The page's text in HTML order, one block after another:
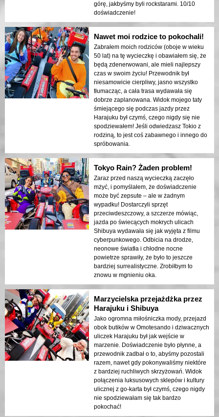
górę, jakbyśmy byli rockstarami. 10/10
doświadczenie!
Nawet moi rodzice to pokochali!
Zabrałem moich rodziców (oboje w wieku
50 lat) na tę wycieczkę i obawiałem się, że
będą zdenerwowani, ale mieli najlepszy
czas w swoim życiu! Przewodnik był
niesamowicie cierpliwy, jasno wszystko
tłumacząc, a cała trasa wydawała się
dobrze zaplanowana. Widok mojego taty
śmiejącego się podczas jazdy przez
Harajuku był czymś, czego nigdy się nie
spodziewałem! Jeśli odwiedzasz Tokio z
rodziną, to jest coś zabawnego i innego do
spróbowania.
Tokyo Rain? Żaden problem!
Zaraz przed naszą wycieczką zaczęło
mżyć, i pomyślałem, że doświadczenie
może być zepsute – ale w żadnym
wypadku! Dostarczyli sprzęt
przeciwdeszczowy, a szczerze mówiąc,
jazda po świecących mokrych ulicach
Shibuya wydawała się jak wyjęta z filmu
cyberpunkowego. Odbicia na drodze,
neonowe światła i chłodne nocne
powietrze sprawiły, że było to jeszcze
bardziej surrealistyczne. Zrobiłbym to
znowu w mgnieniu oka.
Marzycielska przejażdżka przez
Harajuku i Shibuya
Jako ogromna miłośniczka mody, przejazd
obok butików w Omotesando i dziwacznych
uliczek Harajuku był jak wejście w
marzenie. Doświadczenie było płynne, a
przewodnik zadbał o to, abyśmy pozostali
razem, nawet gdy pokonywaliśmy niektóre
z bardziej ruchliwych skrzyżowań. Widok
połączenia luksusowych sklepów i kultury
ulicznej z go-karta był czymś, czego nigdy
nie spodziewałam się tak bardzo
pokochać!